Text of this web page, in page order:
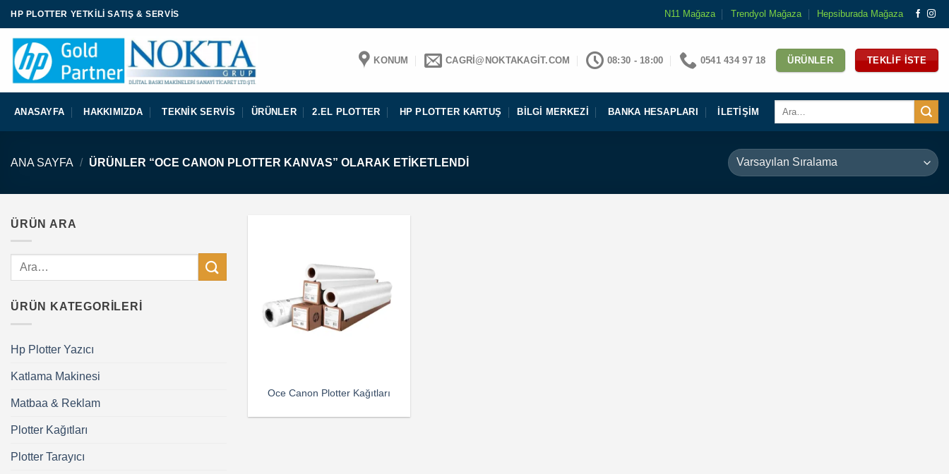
İçeriğe
atla
HP PLOTTER YETKILI SATIŞ & SERVIS N11 Mağaza Trendyol Mağaza Hepsiburada Mağaza
KONUM CAGRI@NOKTAKAGIT.COM 08:30 - 18:00 0541 434 97 18 ÜRÜNLER TEKLIF İSTE
ANASAYFA HAKKIMIZDA TEKNIK SERVIS ÜRÜNLER 2.EL PLOTTER HP PLOTTER KARTUŞ BILGI MERKEZI BANKA HESAPLARI İLETIŞIM
Ara:
ANA SAYFA / ÜRÜNLER “OCE CANON PLOTTER KANVAS” OLARAK ETIKETLENDI
ÜRÜN ARA
Ara:
ÜRÜN KATEGORILERI
Hp Plotter Yazıcı
Katlama Makinesi
Matbaa & Reklam
Plotter Kağıtları
Plotter Tarayıcı
Oce Canon Plotter Kağıtları